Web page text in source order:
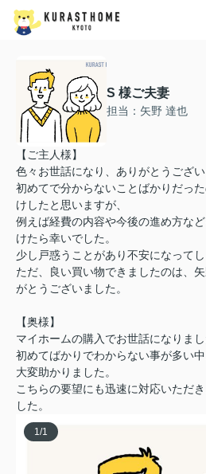
S 様ご夫妻
担当：矢野 達也
【ご主人様】
色々お世話になり、ありがとうござい
初めてで分からないことばかりだっ
けしたと思いますが、
例えば経費の内容や今後の進め方な
けたら幸いでした。
少し戸惑うことがあり不安になってし
ただ、良い買い物できましたのは、
がとうございました。
【奥様】
マイホームの購入でお世話になりまし
初めてばかりでわからない事が多い
大変助かりました。
こちらの要望にも迅速に対応いただ
した。
1/1